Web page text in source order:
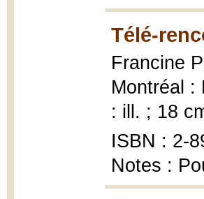
Télé-
Francine
Montréal :
: ill. ; 18
ISBN : 2-
Notes :